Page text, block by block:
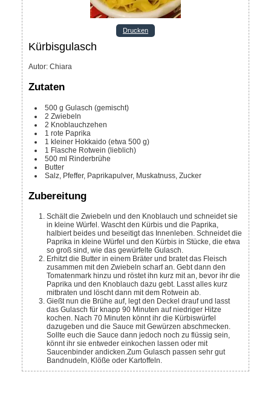
Drucken
Kürbisgulasch
Autor: Chiara
Zutaten
500 g Gulasch (gemischt)
2 Zwiebeln
2 Knoblauchzehen
1 rote Paprika
1 kleiner Hokkaido (etwa 500 g)
1 Flasche Rotwein (lieblich)
500 ml Rinderbrühe
Butter
Salz, Pfeffer, Paprikapulver, Muskatnuss, Zucker
Zubereitung
Schält die Zwiebeln und den Knoblauch und schneidet sie
in kleine Würfel. Wascht den Kürbis und die Paprika,
halbiert beides und beseitigt das Innenleben. Schneidet die
Paprika in kleine Würfel und den Kürbis in Stücke, die etwa
so groß sind, wie das gewürfelte Gulasch.
Erhitzt die Butter in einem Bräter und bratet das Fleisch
zusammen mit den Zwiebeln scharf an. Gebt dann den
Tomatenmark hinzu und röstet ihn kurz mit an, bevor ihr die
Paprika und den Knoblauch dazu gebt. Lasst alles kurz
mitbraten und löscht dann mit dem Rotwein ab.
Gießt nun die Brühe auf, legt den Deckel drauf und lasst
das Gulasch für knapp 90 Minuten auf niedriger Hitze
kochen. Nach 70 Minuten könnt ihr die Kürbiswürfel
dazugeben und die Sauce mit Gewürzen abschmecken.
Sollte euch die Sauce dann jedoch noch zu flüssig sein,
könnt ihr sie entweder einkochen lassen oder mit
Saucenbinder andicken.Zum Gulasch passen sehr gut
Bandnudeln, Klöße oder Kartoffeln.